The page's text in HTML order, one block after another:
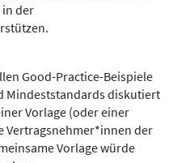
in der
Good-Practice-Beispiele
Mindeststandards diskutiert
Vorlage (oder einer
Vertragsnehmer*innen der
Vorlage würde